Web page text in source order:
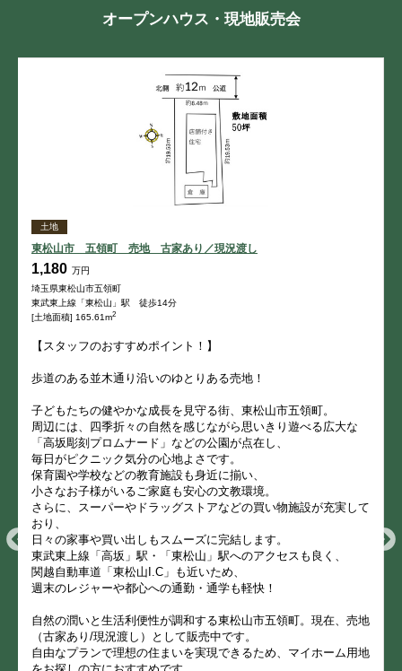
所沢市 大字坂之下 土地
26/08/01 値下げ 所沢市 小手指元町３丁目 新築一戸建て
フォーラスタワー所沢
所沢市 北所沢町 新築一戸建て １号棟
オープンハウス・現地販売会
土地
東松山市 五領町 売地 古家あり／現況渡し
1,180 万円
埼玉県東松山市五領町
東武東上線「東松山」駅 徒歩14分
[土地面積] 165.61m2
【スタッフのおすすめポイント！】
歩道のある並木通り沿いのゆとりある売地！
子どもたちの健やかな成長を見守る街、東松山市五領町。
周辺には、四季折々の自然を感じながら思いきり遊べる広大な
「高坂彫刻プロムナード」などの公園が点在し、
毎日がピクニック気分の心地よさです。
保育園や学校などの教育施設も身近に揃い、
小さなお子様がいるご家庭も安心の文教環境。
さらに、スーパーやドラッグストアなどの買い物施設が充実して
おり、
日々の家事や買い出しもスムーズに完結します。
東武東上線「高坂」駅・「東松山」駅へのアクセスも良く、
関越自動車道「東松山I.C」も近いため、
週末のレジャーや都心への通勤・通学も軽快！
自然の潤いと生活利便性が調和する東松山市五領町。現在、売地
（古家あり/現況渡し）として販売中です。
自由なプランで理想の住まいを実現できるため、マイホーム用地